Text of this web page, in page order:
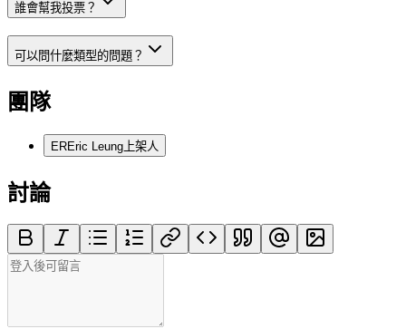
誰會幫我投票？
可以問什麼類型的問題？
團隊
EREric Leung 上架人
討論